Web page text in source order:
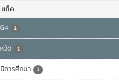
แท็ค
1
วัด 1
การศึกษา 1